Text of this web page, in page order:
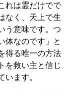
れは霊だけでで
なく、天上で生
う意味です。つ
体なのです」と
得る唯一の方法
を救い主と信じ
います。